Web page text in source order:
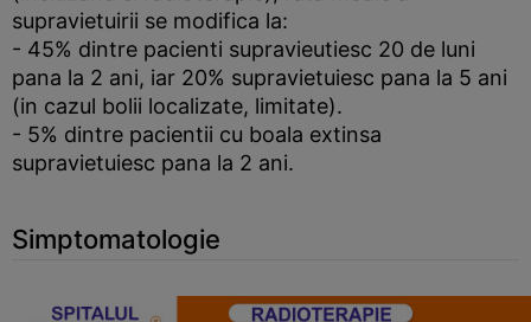
supravietuirii se modifica la:
- 45% dintre pacienti supravieutiesc 20 de luni
pana la 2 ani, iar 20% supravietuiesc pana la 5 ani
(in cazul bolii localizate, limitate).
- 5% dintre pacientii cu boala extinsa
supravietuiesc pana la 2 ani.
Simptomatologie